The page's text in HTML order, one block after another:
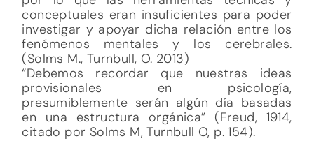
conceptuales eran insuficientes para poder
investigar y apoyar dicha relación entre los
fenómenos mentales y los cerebrales.
(Solms M., Turnbull, O. 2013)
“Debemos recordar que nuestras ideas
provisionales en psicología,
presumiblemente serán algún día basadas
en una estructura orgánica” (Freud, 1914,
citado por Solms M, Turnbull O, p. 154).